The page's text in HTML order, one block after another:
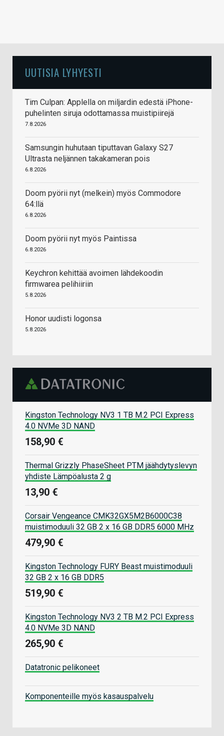
UUTISIA LYHYESTI
Tim Culpan: Applella on miljardin edestä iPhone-
puhelinten siruja odottamassa muistipiirejä
7.8.2026
Samsungin huhutaan tiputtavan Galaxy S27
Ultrasta neljännen takakameran pois
6.8.2026
Doom pyörii nyt (melkein) myös Commodore
64:llä
6.8.2026
Doom pyörii nyt myös Paintissa
6.8.2026
Keychron kehittää avoimen lähdekoodin
firmwarea pelihiiriin
5.8.2026
Honor uudisti logonsa
5.8.2026
Kingston Technology NV3 1 TB M.2 PCI Express
4.0 NVMe 3D NAND
158,90 €
Thermal Grizzly PhaseSheet PTM jäähdytyslevyn
yhdiste Lämpöalusta 2 g
13,90 €
Corsair Vengeance CMK32GX5M2B6000C38
muistimoduuli 32 GB 2 x 16 GB DDR5 6000 MHz
479,90 €
Kingston Technology FURY Beast muistimoduuli
32 GB 2 x 16 GB DDR5
519,90 €
Kingston Technology NV3 2 TB M.2 PCI Express
4.0 NVMe 3D NAND
265,90 €
Datatronic pelikoneet
Komponenteille myös kasauspalvelu